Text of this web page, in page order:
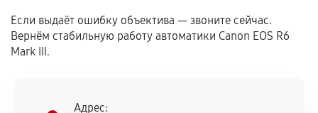
самостоятельно
Гарантия на выполненные работы может
Если выдаёт ошибку объектива — звоните сейчас.
Вернём стабильную работу автоматики Canon EOS R6
Mark III.
Адрес: